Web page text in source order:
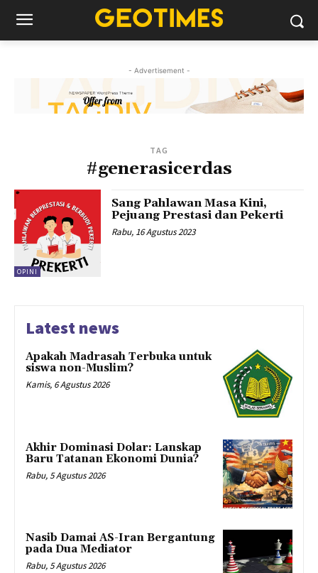
- Advertisement -
TAG
#generasicerdas
OPINI
Sang Pahlawan Masa Kini,
Pejuang Prestasi dan Pekerti
Rabu, 16 Agustus 2023
Latest news
Apakah Madrasah Terbuka untuk
siswa non-Muslim?
Kamis, 6 Agustus 2026
Akhir Dominasi Dolar: Lanskap
Baru Tatanan Ekonomi Dunia?
Rabu, 5 Agustus 2026
Nasib Damai AS-Iran Bergantung
pada Dua Mediator
Rabu, 5 Agustus 2026